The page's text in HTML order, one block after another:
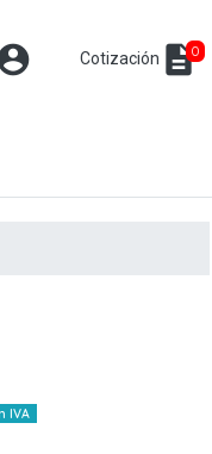
Cotización description0
IVA